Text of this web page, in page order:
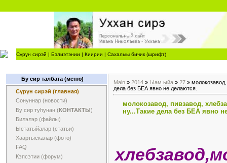
Сүрүн сирэй | Бэлиэтэнии | Киирии | Сахалыы бичик (шрифт)
Бу сир талбата (меню)
Сүрүн сирэй (главная)
Сонуннар (новости)
Бу сир туһунан (КОНТАКТЫ)
Билэлэр (файлы)
Ыстатыйалар (статьи)
Хаартыскалар (фото)
FAQ
Кэпсэтии (форум)
Main » 2014 » Ыам ыйа » 27 »
дела без БЕА явно не делаются.
молокозавод, пивзавод,
ну...Такие дела без БЕА явно